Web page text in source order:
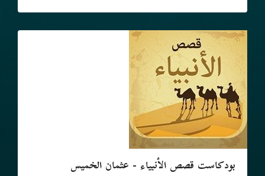
بودكاست قصص الأنبياء - عثمان الخميس